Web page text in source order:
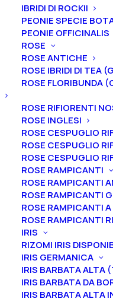
IBRIDI DI ROCKII
PEONIE SPECIE
PEONIE OFFICINALIS
ROSE
ROSE ANTICHE
ROSE IBRIDI DI TEA
ROSE FLORIBUNDA
ROSE RIFIORENTI
ROSE INGLESI
ROSE CESPUGLIO
ROSE CESPUGLIO
ROSE CESPUGLIO
ROSE RAMPICANTI
ROSE RAMPICANTI
ROSE RAMPICANTI
ROSE RAMPICANTI
ROSE RAMPICANTI
IRIS
RIZOMI IRIS
IRIS GERMANICA
IRIS BARBATA ALTA
IRIS BARBATA DA
IRIS BARBATA ALTA
Peonia Ibrido di Lutea
Peonia
“Dare
60,00€
La peonia “Dare
semplice e grande
vivo e dalla fioritura
davvero interessanti
simili ad una felce. È